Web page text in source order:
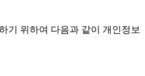
기 위하여 다음과 같이 개인정보